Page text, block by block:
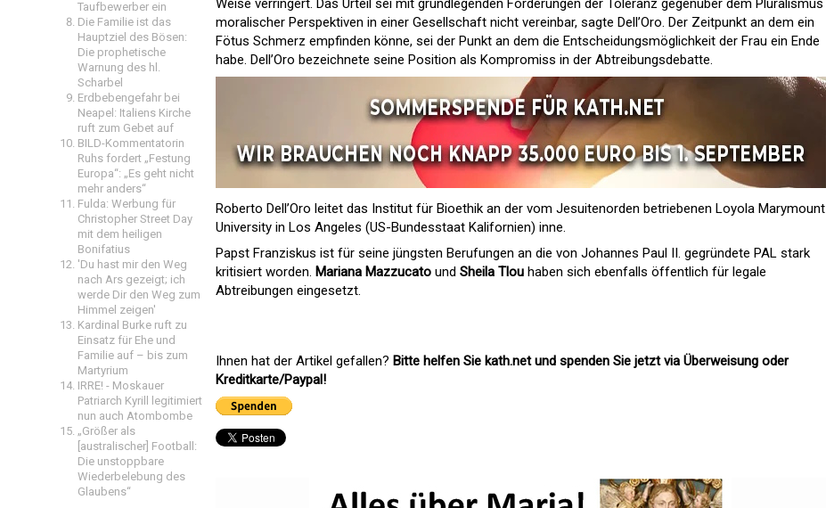
Taufbewerber ein
Die Familie ist das
Hauptziel des Bösen:
Die prophetische
Warnung des hl.
Scharbel
Erdbebengefahr bei
Neapel: Italiens Kirche
ruft zum Gebet auf
BILD-Kommentatorin
Ruhs fordert „Festung
Europa“: „Es geht nicht
mehr anders“
Fulda: Werbung für
Christopher Street Day
mit dem heiligen
Bonifatius
'Du hast mir den Weg
nach Ars gezeigt; ich
werde Dir den Weg zum
Himmel zeigen'
Kardinal Burke ruft zu
Einsatz für Ehe und
Familie auf – bis zum
Martyrium
IRRE! - Moskauer
Patriarch Kyrill legitimiert
nun auch Atombombe
„Größer als
[australischer] Football:
Die unstoppbare
Wiederbelebung des
Glaubens“
Weise verringert. Das Urteil sei mit grundlegenden Forderungen der Toleranz gegenüber dem Pluralismus
moralischer Perspektiven in einer Gesellschaft nicht vereinbar, sagte Dell’Oro. Der Zeitpunkt an dem ein
Fötus Schmerz empfinden könne, sei der Punkt an dem die Entscheidungsmöglichkeit der Frau ein Ende
habe. Dell’Oro bezeichnete seine Position als Kompromiss in der Abtreibungsdebatte.
Roberto Dell’Oro leitet das Institut für Bioethik an der vom Jesuitenorden betriebenen Loyola Marymount
University in Los Angeles (US-Bundesstaat Kalifornien) inne.
Papst Franziskus ist für seine jüngsten Berufungen an die von Johannes Paul II. gegründete PAL stark
kritisiert worden. Mariana Mazzucato und Sheila Tlou haben sich ebenfalls öffentlich für legale
Abtreibungen eingesetzt.
Ihnen hat der Artikel gefallen? Bitte helfen Sie kath.net und spenden Sie jetzt via Überweisung oder
Kreditkarte/Paypal!